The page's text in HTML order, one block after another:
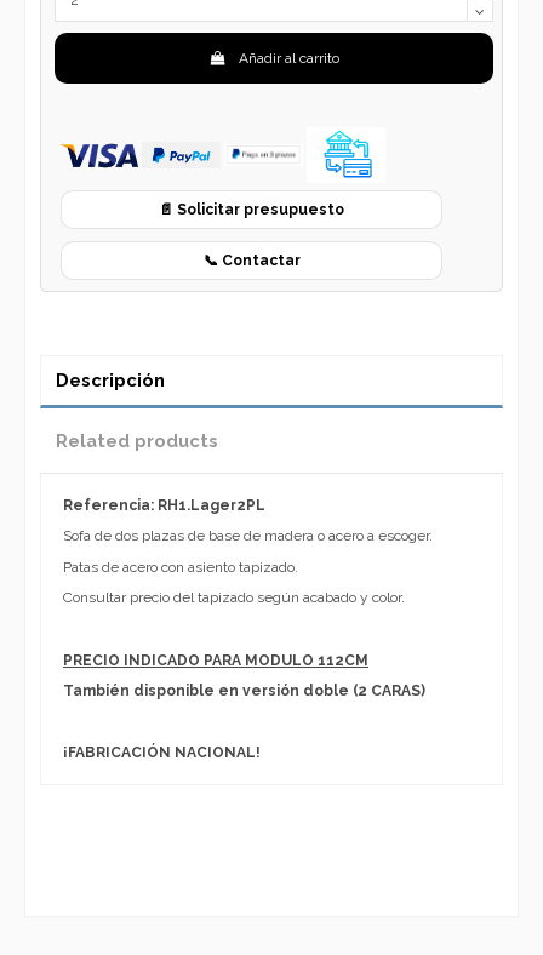
Añadir al carrito
📄 Solicitar presupuesto
📞 Contactar
Descripción
Related products
Referencia: RH1.Lager2PL
Sofa de dos plazas de base de madera o acero a escoger.
Patas de acero con asiento tapizado.
Consultar precio del tapizado según acabado y color.
PRECIO INDICADO PARA MODULO 112CM
También disponible en versión doble (2 CARAS)
¡FABRICACIÓN NACIONAL!